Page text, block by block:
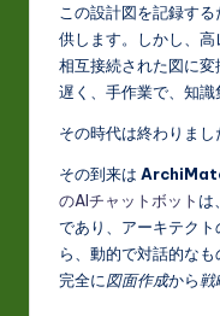
L
この設計図を記録す
供します。しかし、高
相互接続された図に
遅く、手作業で、知識
その時代は終わりまし
その到来は
のAIチャットボット は
であり、アーキテク
ら、動的で対話的な
完全に図面作成から戦